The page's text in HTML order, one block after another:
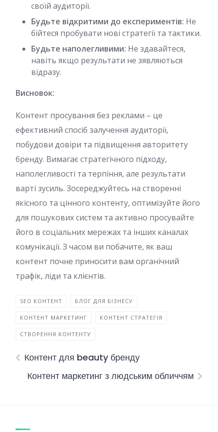
своїй аудиторії.
Будьте відкритими до експериментів: Не
бійтеся пробувати нові стратегії та тактики.
Будьте наполегливими: Не здавайтеся,
навіть якщо результати не зявляються
відразу.
Висновок:
Контент просування без реклами – це
ефективний спосіб залучення аудиторії,
побудови довіри та підвищення авторитету
бренду. Вимагає стратегічного підходу,
наполегливості та терпіння, але результати
варті зусиль. Зосереджуйтесь на створенні
якісного та цінного контенту, оптимізуйте його
для пошукових систем та активно просувайте
його в соціальних мережах та інших каналах
комунікації. З часом ви побачите, як ваш
контент почне приносити вам органічний
трафік, ліди та клієнтів.
SEO КОНТЕНТ БЛОГ ДЛЯ БІЗНЕСУ
КОНТЕНТ МАРКЕТИНГ КОНТЕНТ СТРАТЕГІЯ
СТВОРЕННЯ КОНТЕНТУ
Контент для beauty бренду
Контент маркетинг з людським обличчям